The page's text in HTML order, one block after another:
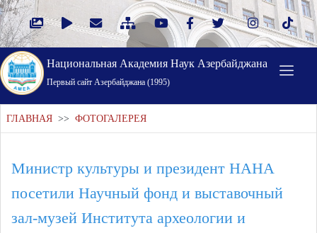
Национальная Академия Наук Азербайджана
Первый cайт Азербайджана (1995)
ГЛАВНАЯ >> ФОТОГАЛЕРЕЯ
Министр культуры и президент НАНА
посетили Научный фонд и выставочный
зал-музей Института археологии и